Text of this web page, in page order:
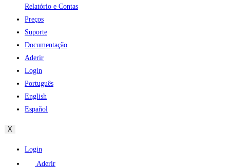
Relatório e Contas
Preços
Suporte
Documentação
Aderir
Login
Português
English
Español
X
Login
Aderir